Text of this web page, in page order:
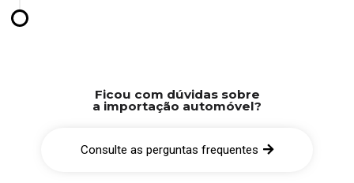
Ficou com dúvidas sobre
a importação automóvel?
Consulte as perguntas frequentes